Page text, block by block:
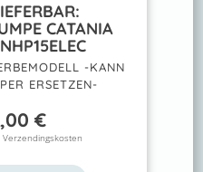
CATANIA
-KANN
ERSETZEN-
€
Verzendingskosten